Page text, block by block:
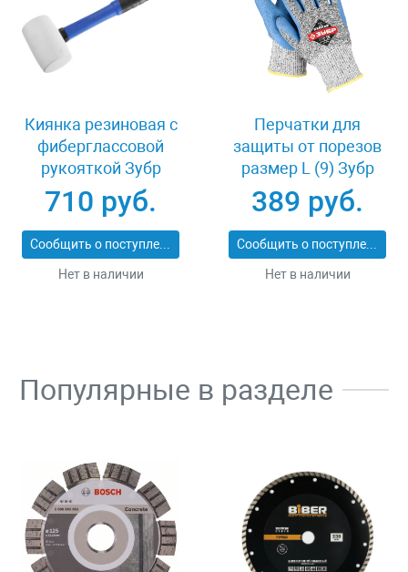
Киянка резиновая с
фиберглассовой
рукояткой Зубр
ПРОФИ 20531-
450_z02
710 руб.
Сообщить о поступлении
Нет в наличии
Перчатки для
защиты от порезов
размер L (9) Зубр
11277-L
389 руб.
Сообщить о поступлении
Нет в наличии
Популярные в разделе